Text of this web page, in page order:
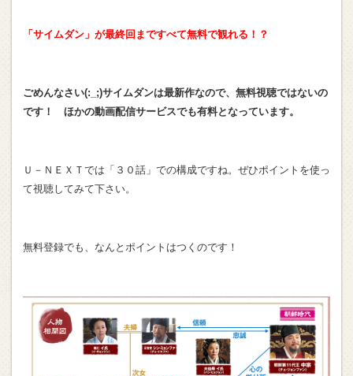
「サイムダン」が最終回まですべて無料で観れる！？
ごめんなさい(:_;)サイムダンは最新作なので、無料視聴ではないの
です！ ほかの動画配信サービスでも有料となっています。
Ｕ－ＮＥＸＴでは「３０話」での構成ですね。ぜひポイントを使っ
て視聴してみて下さい。
無料登録でも、なんとポイントはつくのです！